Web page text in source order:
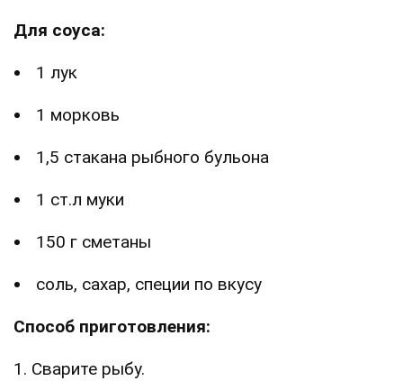
Для соуса:
1 лук
1 морковь
1,5 стакана рыбного бульона
1 ст.л муки
150 г сметаны
соль, сахар, специи по вкусу
Способ приготовления:
1. Сварите рыбу.